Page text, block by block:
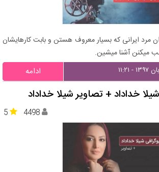
مرد ایرانی که بسیار معروف هستن و بابت کارهایشان
میکنن آشنا میشین.
ادامه
خداداد + تصاویر شیلا خداداد
5 4498